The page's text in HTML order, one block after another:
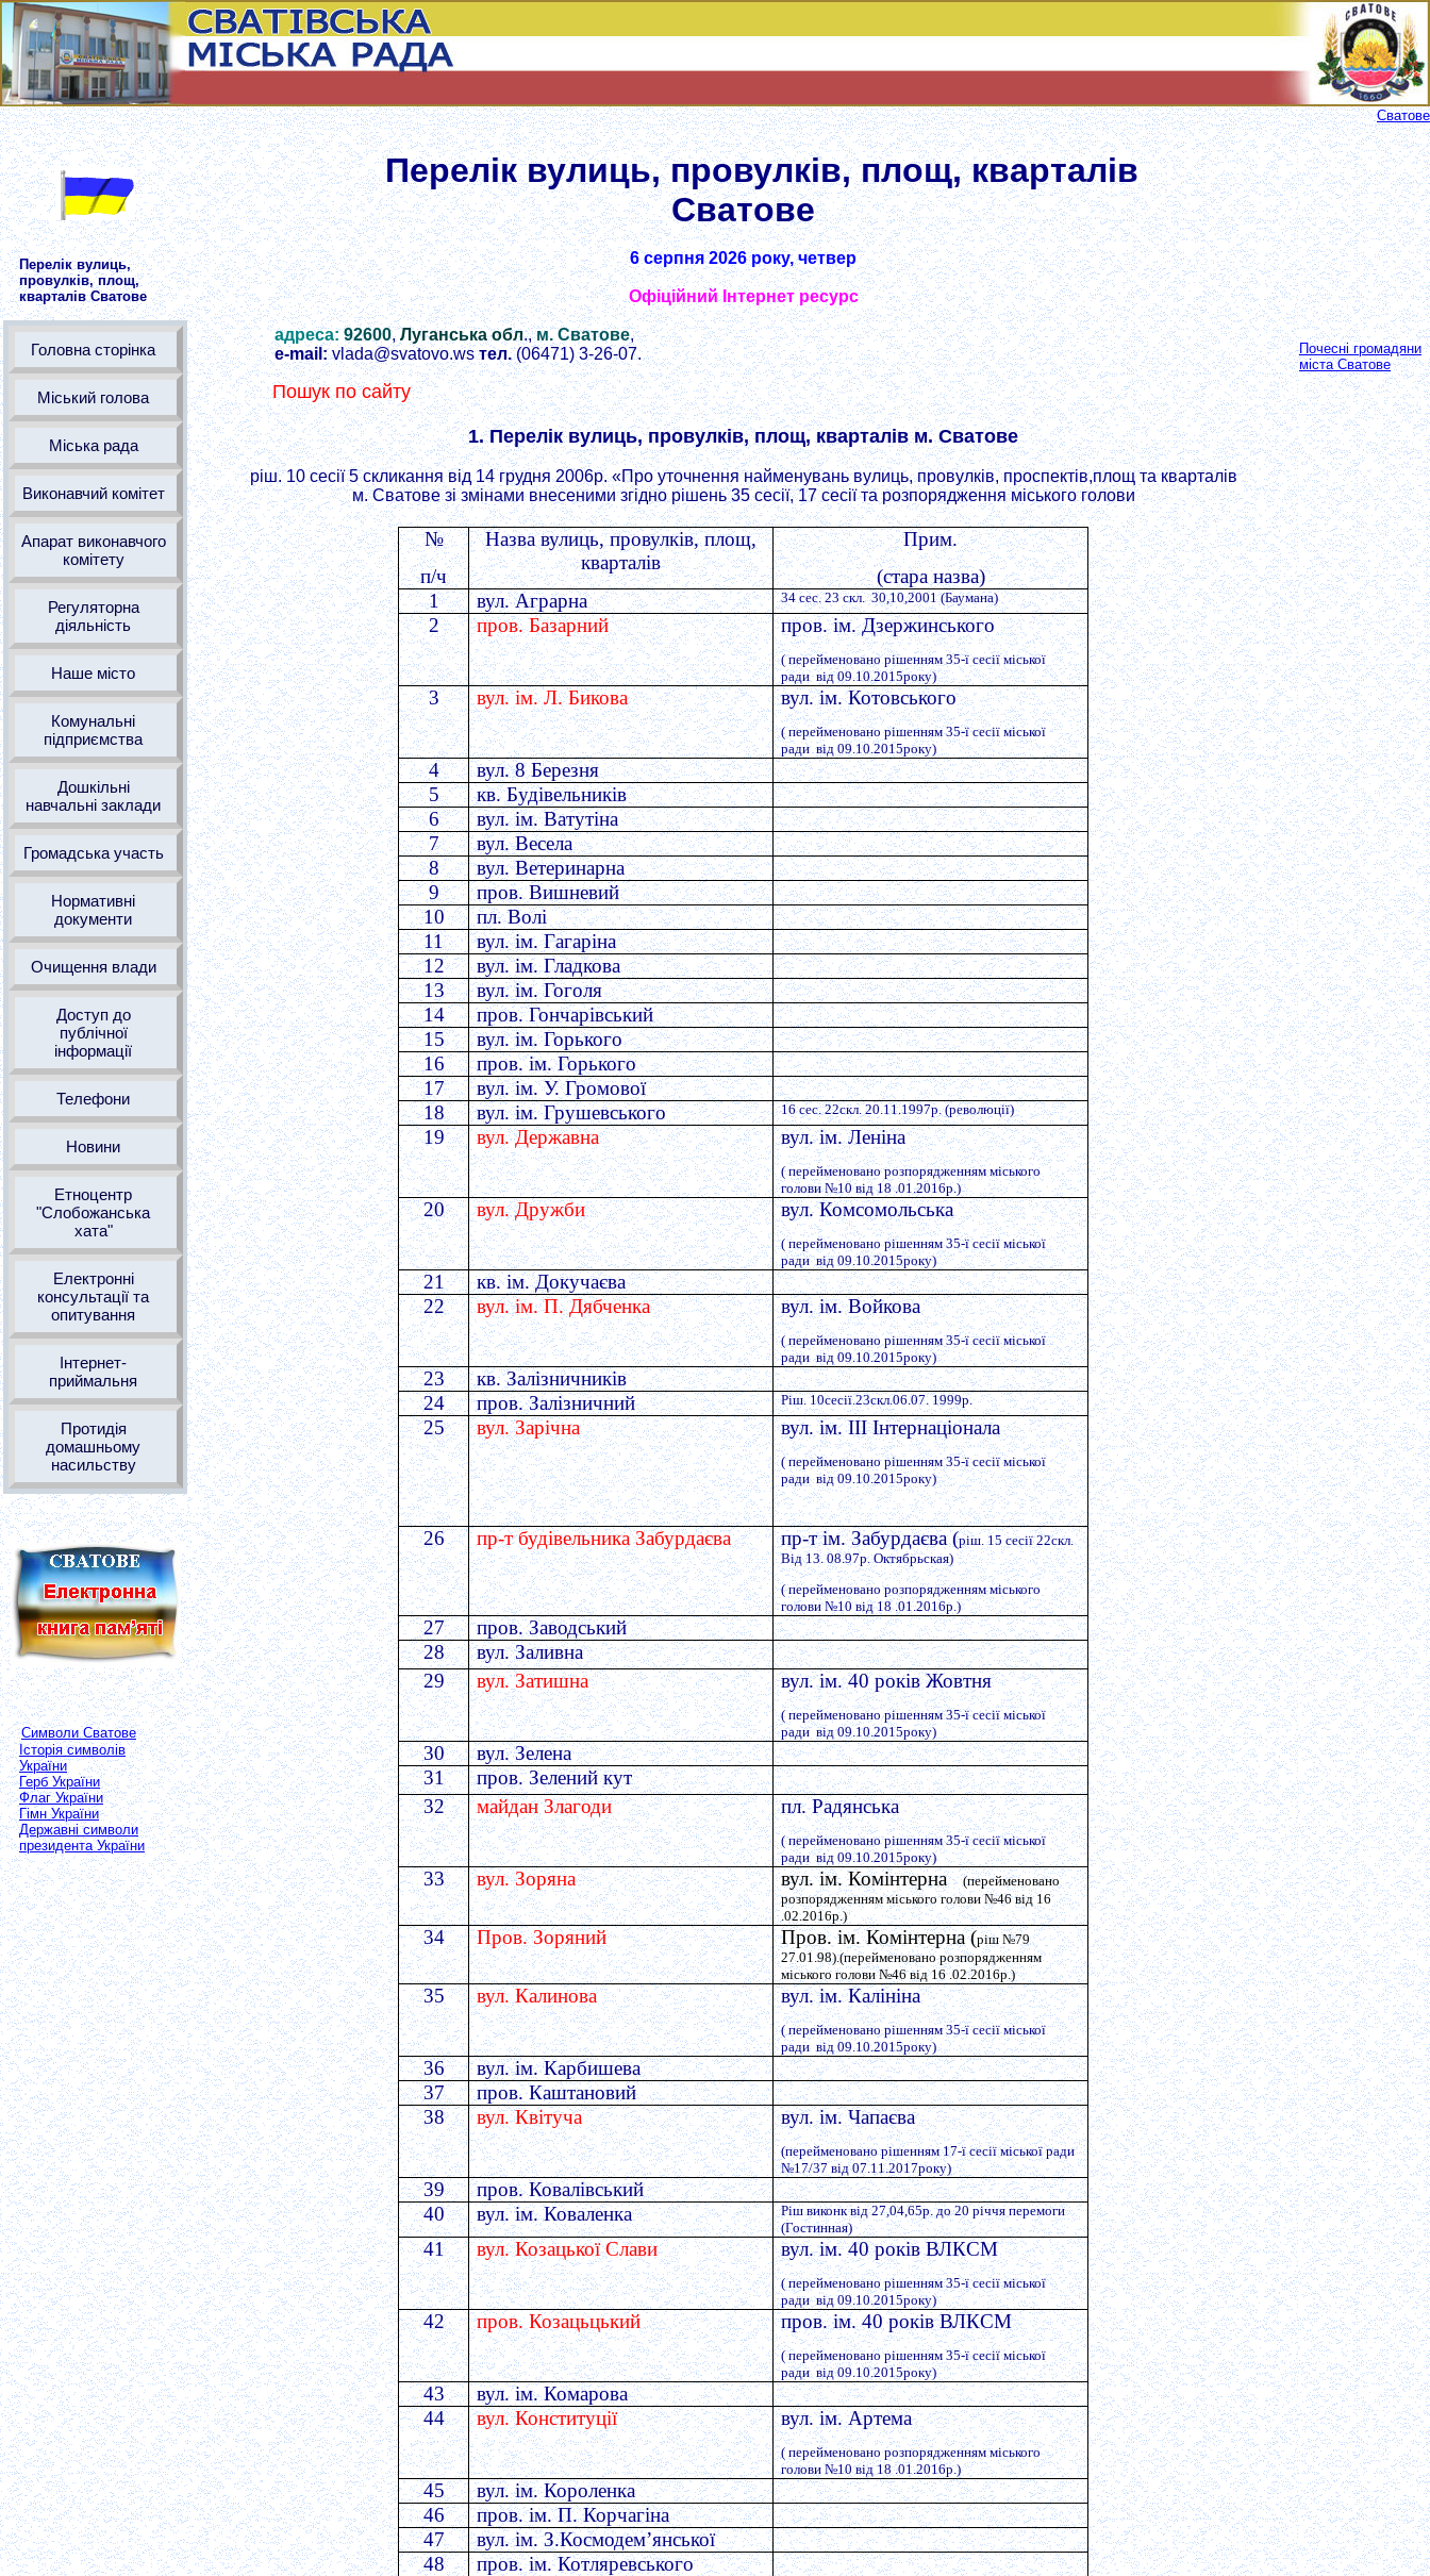
Сватове
Перелік вулиць,
провулків, площ,
кварталів Сватове
Головна сторінка
Міський голова
Міська рада
Виконавчий комітет
Апарат виконавчого
комітету
Регуляторна
діяльність
Наше місто
Комунальні
підприємства
Дошкільні
навчальні заклади
Громадська участь
Нормативні
документи
Очищення влади
Доступ до
публічної
інформації
Телефони
Новини
Етноцентр
"Слобожанська
хата"
Електронні
консультації та
опитування
Інтернет-
приймальня
Протидія
домашньому
насильству
Символи Сватове
Історія символів
України
Герб України
Флаг України
Гімн України
Державні символи
президента України
Перелік вулиць, провулків, площ, кварталів
Сватове
6 серпня 2026 року, четвер
Офіційний Інтернет ресурс
адреса: 92600,Луганська обл.,м. Сватове,
е-mail: vlada@svatovo.ws тел.(06471) 3-26-07.
Пошук по сайту
1. Перелік вулиць, провулків, площ, кварталів м. Сватове
ріш. 10 сесії 5 скликання від 14 грудня 2006р. «Про уточнення найменувань вулиць, провулків, проспектів,площ та кварталів
м. Сватове зі змінами внесеними згідно рішень 35 сесії, 17 сесії та розпорядження міського голови
№
п/ч
Назва вулиць, провулків, площ,
кварталів
Прим.
(стара назва)
1
вул. Аграрна 34 сес. 23 скл. 30,10,2001 (Баумана)
2 пров. Базарний пров. ім. Дзержинського
( перейменовано рішенням 35-ї сесії міської
ради від 09.10.2015року)
3 вул. ім. Л. Бикова вул. ім. Котовського
( перейменовано рішенням 35-ї сесії міської
ради від 09.10.2015року)
4
вул. 8 Березня
5
кв. Будівельників
6
вул. ім. Ватутіна
7
вул. Весела
8
вул. Ветеринарна
9
пров. Вишневий
10
пл. Волі
11
вул. ім. Гагаріна
12
вул. ім. Гладкова
13
вул. ім. Гоголя
14
пров. Гончарівський
15
вул. ім. Горького
16
пров. ім. Горького
17
вул. ім. У. Громової
18
вул. ім. Грушевського 16 сес. 22скл. 20.11.1997р. (революції)
19 вул. Державна вул. ім. Леніна
( перейменовано розпорядженням міського
голови №10 від 18 .01.2016р.)
20 вул. Дружби вул. Комсомольська
( перейменовано рішенням 35-ї сесії міської
ради від 09.10.2015року)
21
кв. ім. Докучаєва
22
вул. ім. П. Дябченка вул. ім. Войкова
( перейменовано рішенням 35-ї сесії міської
ради від 09.10.2015року)
23
кв. Залізничників
24
пров. Залізничний Ріш. 10сесії.23скл.06.07. 1999р.
25 вул. Зарічна вул. ім. ІІІ Інтернаціонала
( перейменовано рішенням 35-ї сесії міської
ради від 09.10.2015року)
26 пр-т будівельника Забурдаєва пр-т ім. Забурдаєва (ріш. 15 сесії 22скл.
Від 13. 08.97р. Октябрьская)
( перейменовано розпорядженням міського
голови №10 від 18 .01.2016р.)
27
пров. Заводський
28
вул. Заливна
29
вул. Затишна вул. ім. 40 років Жовтня
( перейменовано рішенням 35-ї сесії міської
ради від 09.10.2015року)
30
вул. Зелена
31
пров. Зелений кут
32
майдан Злагоди пл. Радянська
( перейменовано рішенням 35-ї сесії міської
ради від 09.10.2015року)
33 вул. Зоряна вул. ім. Комінтерна(перейменовано
розпорядженням міського голови №46 від 16
.02.2016р.)
34 Пров. Зоряний Пров. ім. Комінтерна (ріш №79
27.01.98).(перейменовано розпорядженням
міського голови №46 від 16 .02.2016р.)
35 вул. Калинова вул. ім. Калініна
( перейменовано рішенням 35-ї сесії міської
ради від 09.10.2015року)
36
вул. ім. Карбишева
37
пров. Каштановий
38
вул. Квітуча вул. ім. Чапаєва
(перейменовано рішенням 17-ї сесії міської ради
№17/37 від 07.11.2017року)
39
пров. Ковалівський
40
вул. ім. Коваленка
Ріш виконк від 27,04,65р. до 20 річчя перемоги
(Гостинная)
41 вул. Козацької Слави вул. ім. 40 років ВЛКСМ
( перейменовано рішенням 35-ї сесії міської
ради від 09.10.2015року)
42 пров. Козацьцький пров. ім. 40 років ВЛКСМ
( перейменовано рішенням 35-ї сесії міської
ради від 09.10.2015року)
43
вул. ім. Комарова
44
вул. Конституції вул. ім. Артема
( перейменовано розпорядженням міського
голови №10 від 18 .01.2016р.)
45
вул. ім. Короленка
46
пров. ім. П. Корчагіна
47
вул. ім. З.Космодем’янської
48
пров. ім. Котляревського
Почесні громадяни
міста Сватове